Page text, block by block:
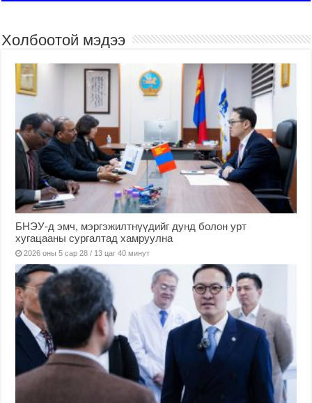
Холбоотой мэдээ
БНЭУ-д эмч, мэргэжилтнүүдийг дунд болон урт
хугацааны сургалтад хамруулна
2026 оны 5 сар 28 / 13 цаг 40 минут